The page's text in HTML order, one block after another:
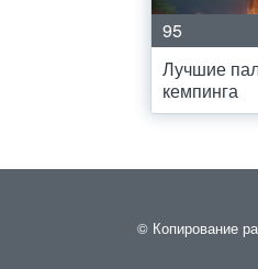
95
Лучшие
кемпинга
© Копирование